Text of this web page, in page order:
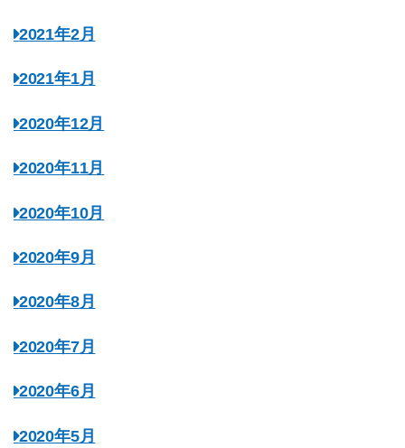
2021年2月
2021年1月
2020年12月
2020年11月
2020年10月
2020年9月
2020年8月
2020年7月
2020年6月
2020年5月